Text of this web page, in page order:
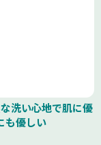
洗い心地で肌に優
も優しい